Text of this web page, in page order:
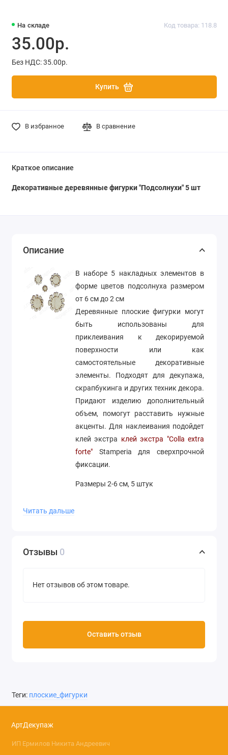
На складе Код товара: 118.8
35.00р.
Без НДС: 35.00р.
Купить
В избранное В сравнение
Краткое описание
Декоративные деревянные фигурки "Подсолнухи" 5 шт
Описание
В наборе 5 накладных элементов в
форме цветов подсолнуха размером
от 6 см до 2 см
Деревянные плоские фигурки могут
быть использованы для
приклеивания к декорируемой
поверхности или как
самостоятельные декоративные
элементы. Подходят для декупажа,
скрапбукинга и других техник декора.
Придают изделию дополнительный
объем, помогут расставить нужные
акценты. Для наклеивания подойдет
клей экстра клей экстра "Colla extra
forte" Stamperia для сверхпрочной
фиксации.
Размеры 2-6 см, 5 штук
Читать дальше
Отзывы 0
Нет отзывов об этом товаре.
Оставить отзыв
Теги: плоские_фигурки
АртДекупаж
ИП Ермилов Никита Андреевич